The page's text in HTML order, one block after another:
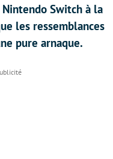
Switch à la
les ressemblances
pure arnaque.